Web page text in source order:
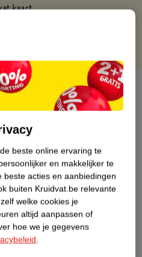
kaart
heeft (nog) geen Nature
beste online ervaring te
en makkelijker te
beste acties en aanbiedingen
buiten Kruidvat.be relevante
welke cookies je
altijd aanpassen of
hoe we je gegevens
.